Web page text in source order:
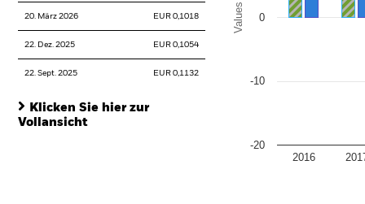
20. März 2026 EUR 0,1018
22. Dez. 2025 EUR 0,1054
22. Sept. 2025 EUR 0,1132
Klicken Sie hier zur
Vollansicht
Values
2016
-20
-10
0